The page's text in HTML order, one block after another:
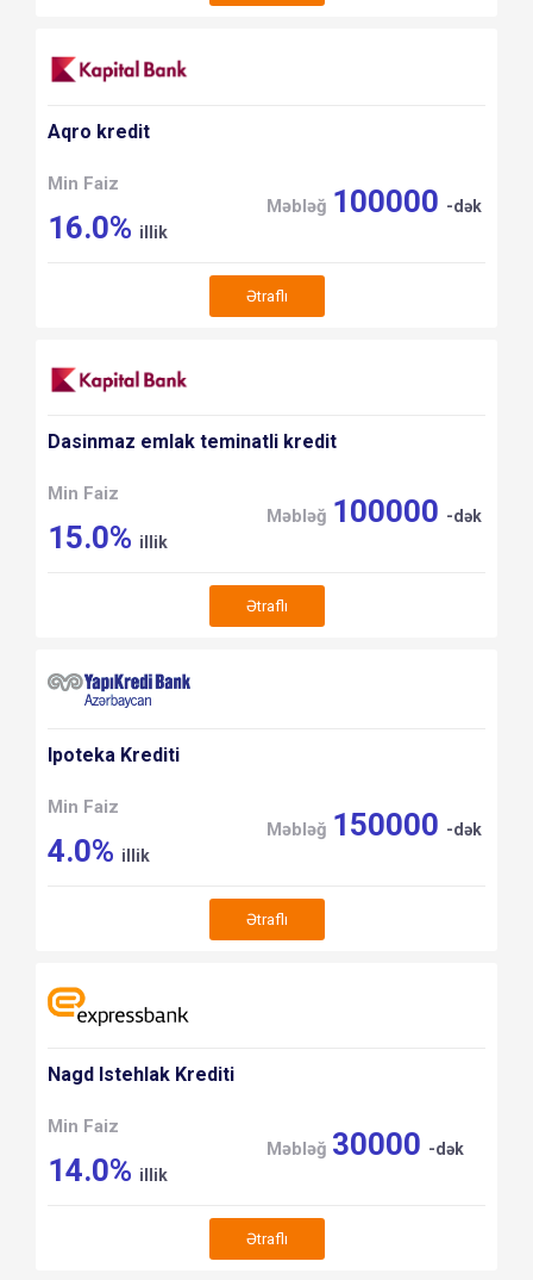
Aqro kredit
Min Faiz
16.0% illik
Məbləğ 100000 -dək
Ətraflı
Dasinmaz emlak teminatli kredit
Min Faiz
15.0% illik
Məbləğ 100000 -dək
Ətraflı
Ipoteka Krediti
Min Faiz
4.0% illik
Məbləğ 150000 -dək
Ətraflı
Nagd Istehlak Krediti
Min Faiz
14.0% illik
Məbləğ 30000 -dək
Ətraflı